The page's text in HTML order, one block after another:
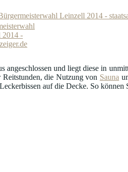
Leinzell 2014 -
und liegt diese in
die Nutzung von Sauna
auf die Decke. So